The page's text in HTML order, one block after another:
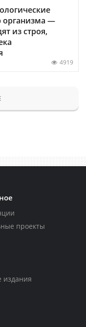
организма —
из строя,
4919
проекты
издания